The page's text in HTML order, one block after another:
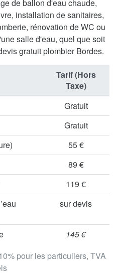
de ballon d'eau chaude,
installation de sanitaires,
rénovation de WC ou
salle d'eau, quel que soit
gratuit plombier Bordes.
pour les particuliers, TVA
Tarif (Hors
Taxe)
Gratuit
Gratuit
55 €
89 €
119 €
sur devis
145 €